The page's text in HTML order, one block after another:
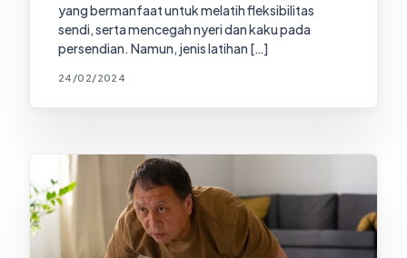
yang bermanfaat untuk melatih fleksibilitas
sendi, serta mencegah nyeri dan kaku pada
persendian. Namun, jenis latihan […]
24/02/2024